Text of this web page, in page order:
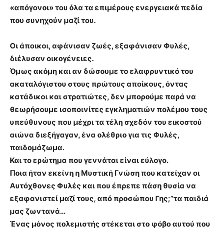
«απόγονοι» του όλα τα επιμέρους ενεργειακά πεδία
που συνηχούν μαζί του.
Οι άποικοι, αφάνισαν ζωές, εξαφάνισαν Φυλές,
διέλυσαν οικογένειες.
Όμως ακόμη και αν δώσουμε το ελαφρυντικό του
ακαταλόγιστου στους πρώτους αποίκους, όντας
κατάδικοι και στρατιώτες, δεν μπορούμε παρά να
θεωρήσουμε ισοποινίτες εγκληματιών πολέμου τους
υπεύθυνους που μέχρι τα τέλη σχεδόν του εικοστού
αιώνα διεξήγαγαν, ένα ολέθριο για τις Φυλές,
παιδομάζωμα.
Και το ερώτημα που γεννάται είναι εύλογο.
Ποια ήταν εκείνη η Μυστική Γνώση που κατείχαν οι
Αυτόχθονες Φυλές και που έπρεπε πάση θυσία να
εξαφανιστεί μαζί τους, από προσώπου Γης;”τα παιδιά
μας ζωντανά…
Ένας μόνος πολεμιστής στέκεται στο φόβο αυτού που